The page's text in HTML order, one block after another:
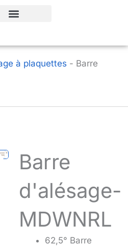
à plaquettes - Barre
Barre
d'alésage-
MDWNRL
62,5° Barre